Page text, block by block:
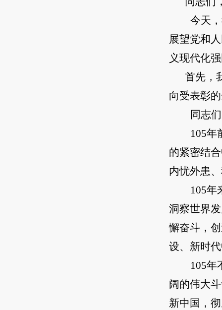
今天
展望党和
义现代化
首先，
向受表彰
同志
105年
的紧密结
内忧外患
105年
洞察世界
懈奋斗，
设、新时
105年
阔的伟大
新中国，